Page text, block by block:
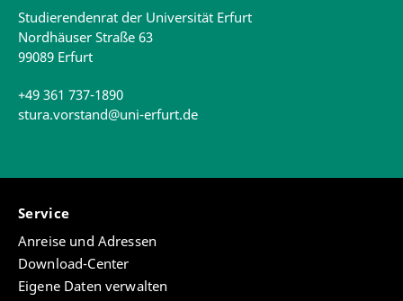
Studierendenrat der Universität Erfurt
Nordhäuser Straße 63
99089 Erfurt
+49 361 737-1890
stura.vorstand@uni-erfurt.de
Service
Anreise und Adressen
Download-Center
Eigene Daten verwalten